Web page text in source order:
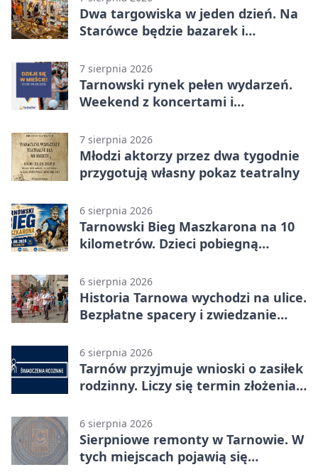
Dwa targowiska w jeden dzień. Na
Starówce będzie bazarek i
7 sierpnia 2026
Tarnowski rynek pełen wydarzeń.
Weekend z koncertami i
7 sierpnia 2026
Młodzi aktorzy przez dwa tygodnie
przygotują własny pokaz teatralny
6 sierpnia 2026
Tarnowski Bieg Maszkarona na 10
kilometrów. Dzieci pobiegną
6 sierpnia 2026
Historia Tarnowa wychodzi na ulice.
Bezpłatne spacery i zwiedzanie
6 sierpnia 2026
Tarnów przyjmuje wnioski o zasiłek
rodzinny. Liczy się termin złożenia
6 sierpnia 2026
Sierpniowe remonty w Tarnowie. W
tych miejscach pojawią się